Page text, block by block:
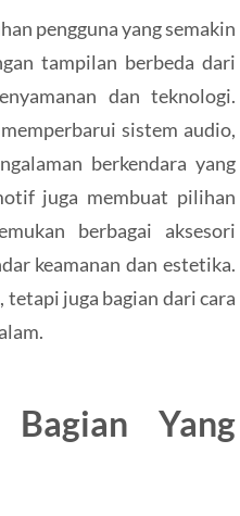
pengguna yang semakin
tampilan berbeda dari
dan teknologi.
sistem audio,
berkendara yang
juga membuat pilihan
berbagai aksesori
keamanan dan estetika.
juga bagian dari cara
Yang